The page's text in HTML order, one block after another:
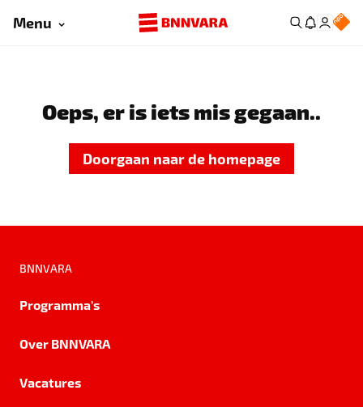
Menu
Oeps, er is iets mis gegaan..
Doorgaan naar de homepage
BNNVARA
Programma's
Over BNNVARA
Vacatures